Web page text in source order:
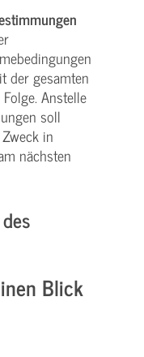
der gesamten
Anstelle
soll
in
nächsten
Blick